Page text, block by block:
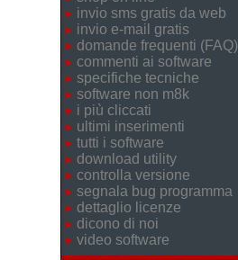
invio sms gratis da web
invio e-mail gratis
domande frequenti (FAQ)
commenti ai software
specifiche tecniche
software non m8k
i più cliccati
ultimi inserimenti
tutti i software
download utility
controlla versione
segnala bug programma
dettaglio licenze
dicono di noi
video software